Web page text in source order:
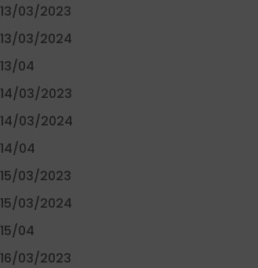
13/03/2023
13/03/2024
13/04
14/03/2023
14/03/2024
14/04
15/03/2023
15/03/2024
15/04
16/03/2023